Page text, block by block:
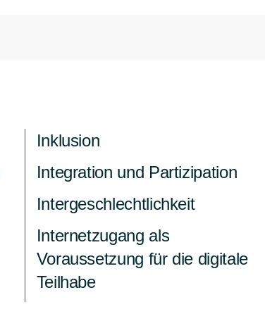
Inklusion
Integration und Partizipation
Intergeschlechtlichkeit
Internetzugang als
Voraussetzung für die digitale
Teilhabe